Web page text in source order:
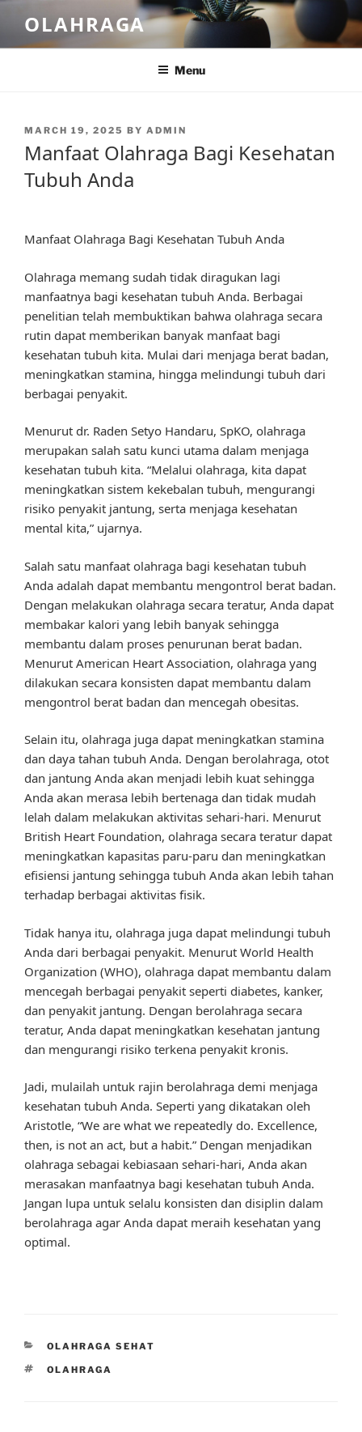
content
OLAHRAGA
Menu
POSTED
MARCH 19, 2025 BY ADMIN
Manfaat Olahraga Bagi Kesehatan
Tubuh Anda
Manfaat Olahraga Bagi Kesehatan Tubuh Anda
Olahraga memang sudah tidak diragukan lagi
manfaatnya bagi kesehatan tubuh Anda. Berbagai
penelitian telah membuktikan bahwa olahraga secara
rutin dapat memberikan banyak manfaat bagi
kesehatan tubuh kita. Mulai dari menjaga berat badan,
meningkatkan stamina, hingga melindungi tubuh dari
berbagai penyakit.
Menurut dr. Raden Setyo Handaru, SpKO, olahraga
merupakan salah satu kunci utama dalam menjaga
kesehatan tubuh kita. “Melalui olahraga, kita dapat
meningkatkan sistem kekebalan tubuh, mengurangi
risiko penyakit jantung, serta menjaga kesehatan
mental kita,” ujarnya.
Salah satu manfaat olahraga bagi kesehatan tubuh
Anda adalah dapat membantu mengontrol berat badan.
Dengan melakukan olahraga secara teratur, Anda dapat
membakar kalori yang lebih banyak sehingga
membantu dalam proses penurunan berat badan.
Menurut American Heart Association, olahraga yang
dilakukan secara konsisten dapat membantu dalam
mengontrol berat badan dan mencegah obesitas.
Selain itu, olahraga juga dapat meningkatkan stamina
dan daya tahan tubuh Anda. Dengan berolahraga, otot
dan jantung Anda akan menjadi lebih kuat sehingga
Anda akan merasa lebih bertenaga dan tidak mudah
lelah dalam melakukan aktivitas sehari-hari. Menurut
British Heart Foundation, olahraga secara teratur dapat
meningkatkan kapasitas paru-paru dan meningkatkan
efisiensi jantung sehingga tubuh Anda akan lebih tahan
terhadap berbagai aktivitas fisik.
Tidak hanya itu, olahraga juga dapat melindungi tubuh
Anda dari berbagai penyakit. Menurut World Health
Organization (WHO), olahraga dapat membantu dalam
mencegah berbagai penyakit seperti diabetes, kanker,
dan penyakit jantung. Dengan berolahraga secara
teratur, Anda dapat meningkatkan kesehatan jantung
dan mengurangi risiko terkena penyakit kronis.
Jadi, mulailah untuk rajin berolahraga demi menjaga
kesehatan tubuh Anda. Seperti yang dikatakan oleh
Aristotle, “We are what we repeatedly do. Excellence,
then, is not an act, but a habit.” Dengan menjadikan
olahraga sebagai kebiasaan sehari-hari, Anda akan
merasakan manfaatnya bagi kesehatan tubuh Anda.
Jangan lupa untuk selalu konsisten dan disiplin dalam
berolahraga agar Anda dapat meraih kesehatan yang
optimal.
CATEGORIES
OLAHRAGA SEHAT
TAGS
OLAHRAGA